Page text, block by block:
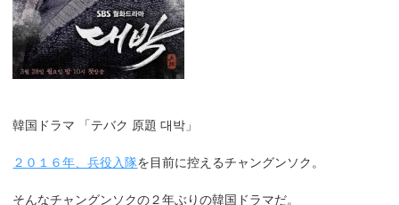
韓国ドラマ 「テバク 原題 대박」
２０１６年、兵役入隊を目前に控えるチャングンソク。
そんなチャングンソクの２年ぶりの韓国ドラマだ。